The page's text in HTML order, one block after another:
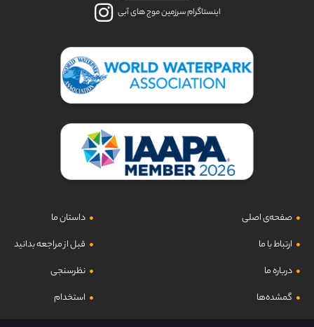
اینستاگرام سرزمین موج های آبی
صفحه‌ی اصلی
ارتباط با ما
درباره ما
گمشده‌ها
داستان ما
قبل از مراجعه بدانید
نظرسنجی
استخدام